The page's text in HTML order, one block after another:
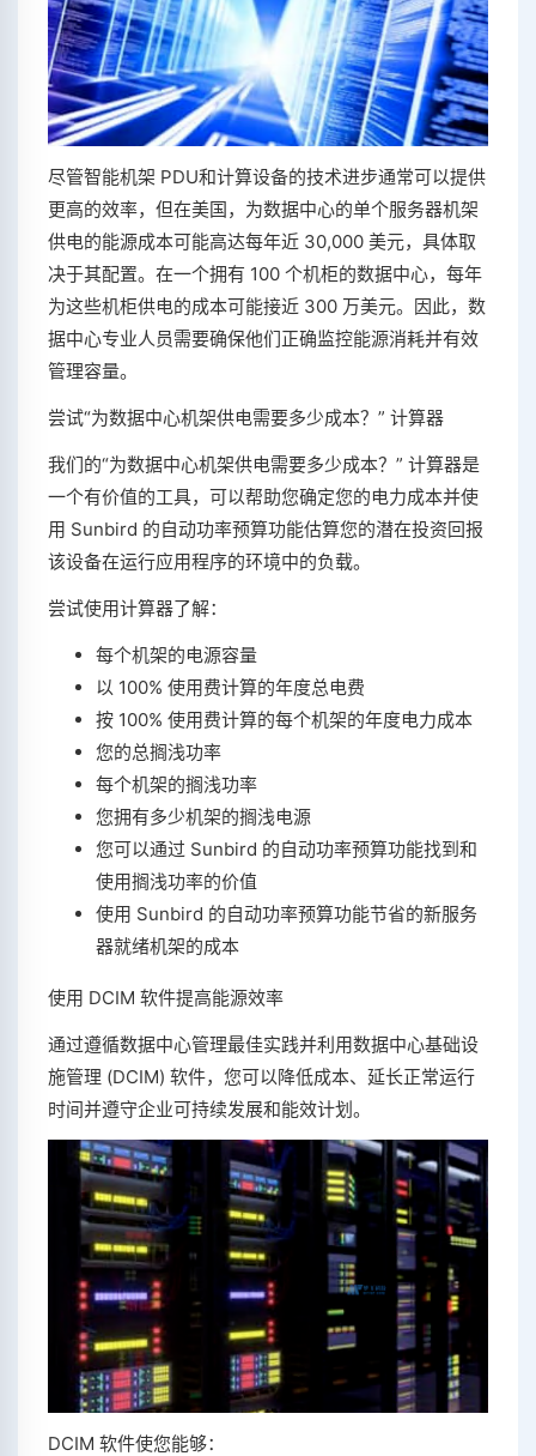
尽管智能机架 PDU和计算设备的技术进步通常可以提供
更高的效率，但在美国，为数据中心的单个服务器机架
供电的能源成本可能高达每年近 30,000 美元，具体取
决于其配置。在一个拥有 100 个机柜的数据中心，每年
为这些机柜供电的成本可能接近 300 万美元。因此，数
据中心专业人员需要确保他们正确监控能源消耗并有效
管理容量。
尝试“为数据中心机架供电需要多少成本？” 计算器
我们的“为数据中心机架供电需要多少成本？” 计算器是
一个有价值的工具，可以帮助您确定您的电力成本并使
用 Sunbird 的自动功率预算功能估算您的潜在投资回报
该设备在运行应用程序的环境中的负载。
尝试使用计算器了解：
每个机架的电源容量
以 100% 使用费计算的年度总电费
按 100% 使用费计算的每个机架的年度电力成本
您的总搁浅功率
每个机架的搁浅功率
您拥有多少机架的搁浅电源
您可以通过 Sunbird 的自动功率预算功能找到和
使用搁浅功率的价值
使用 Sunbird 的自动功率预算功能节省的新服务
器就绪机架的成本
使用 DCIM 软件提高能源效率
通过遵循数据中心管理最佳实践并利用数据中心基础设
施管理 (DCIM) 软件，您可以降低成本、延长正常运行
时间并遵守企业可持续发展和能效计划。
DCIM 软件使您能够：